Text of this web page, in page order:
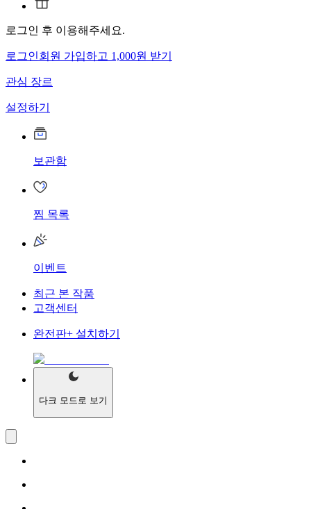
로그인 후 이용해주세요.
로그인회원 가입하고 1,000원 받기
관심 장르
설정하기
보관함
찜 목록
이벤트
최근 본 작품
고객센터
완전판+ 설치하기
다크 모드로 보기